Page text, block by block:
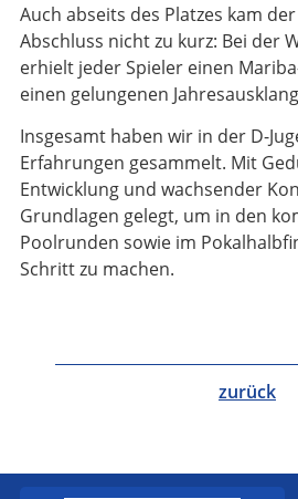
Auch abseits des Platzes kam
Abschluss nicht zu kurz: Bei der
erhielt jeder Spieler einen
einen gelungenen
Insgesamt haben wir in der D-
Erfahrungen gesammelt. Mit
Entwicklung und wachsender
Grundlagen gelegt, um in den
Poolrunden sowie im
Schritt zu machen.
zurück